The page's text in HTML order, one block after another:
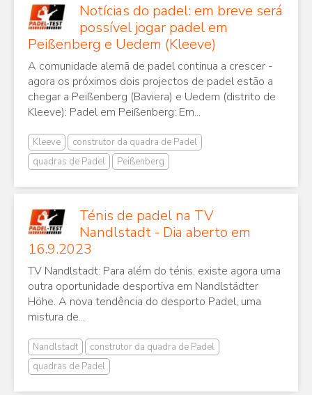
Notícias do padel: em breve será
possível jogar padel em
Peißenberg e Uedem (Kleeve)
A comunidade alemã de padel continua a crescer -
agora os próximos dois projectos de padel estão a
chegar a Peißenberg (Baviera) e Uedem (distrito de
Kleeve): Padel em Peißenberg: Em...
Kleeve
construtor da quadra de Padel
quadras de Padel
Peißenberg
Ténis de padel na TV
Nandlstadt - Dia aberto em
16.9.2023
TV Nandlstadt: Para além do ténis, existe agora uma
outra oportunidade desportiva em Nandlstädter
Höhe. A nova tendência do desporto Padel, uma
mistura de...
Nandlstadt
construtor da quadra de Padel
quadras de Padel